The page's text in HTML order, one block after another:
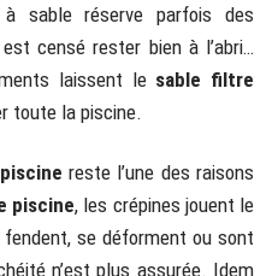
sable réserve parfois des
est censé rester bien à l’abri…
laissent le sable filtre
toute la piscine.
reste l’une des raisons
piscine, les crépines jouent le
se déforment ou sont
n’est plus assurée. Idem